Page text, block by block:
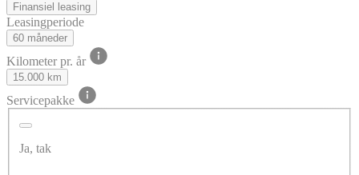
Finansiel leasing
Leasingperiode
60 måneder
Kilometer pr. år
15.000 km
Servicepakke
Ja, tak